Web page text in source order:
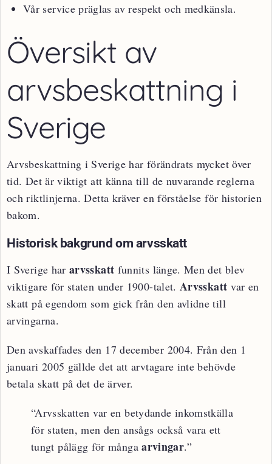
Vår service präglas av respekt och medkänsla.
Översikt av
arvsbeskattning i
Sverige
Arvsbeskattning i Sverige har förändrats mycket över
tid. Det är viktigt att känna till de nuvarande reglerna
och riktlinjerna. Detta kräver en förståelse för historien
bakom.
Historisk bakgrund om arvsskatt
I Sverige hararvsskatt funnits länge. Men det blev
viktigare för staten under 1900-talet. Arvsskatt var en
skatt på egendom som gick från den avlidne till
arvingarna.
Den avskaffades den 17 december 2004. Från den 1
januari 2005 gällde det att arvtagare inte behövde
betala skatt på det de ärver.
“Arvsskatten var en betydande inkomstkälla
för staten, men den ansågs också vara ett
tungt pålägg för mångaarvingar.”